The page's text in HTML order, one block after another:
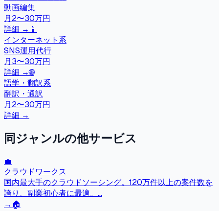
動画編集
月2〜30万円
詳細 → 📱
インターネット系
SNS運用代行
月3〜30万円
詳細 →🌐
語学・翻訳系
翻訳・通訳
月2〜30万円
詳細 →
同ジャンルの他サービス
💼
クラウドワークス
国内最大手のクラウドソーシング。120万件以上の案件数を
誇り、副業初心者に最適。 ...
→ 🏠